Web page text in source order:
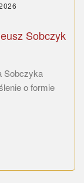
Sobczyk
Sobczyka
o formie